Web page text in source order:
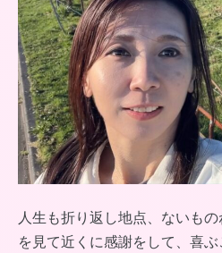
人生も折り返し地点、ないも
を見て近くに感謝をして、喜